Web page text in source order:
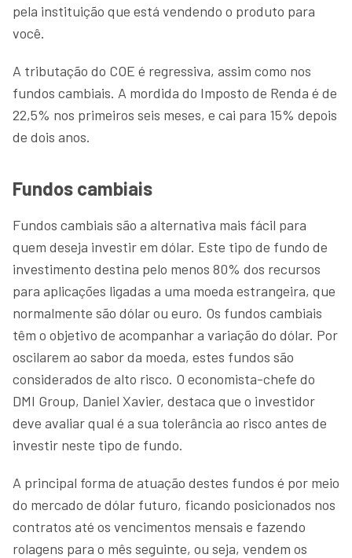
pela instituição que está vendendo o produto para
você.
A tributação do COE é regressiva, assim como nos
fundos cambiais. A mordida do Imposto de Renda é de
22,5% nos primeiros seis meses, e cai para 15% depois
de dois anos.
Fundos cambiais
Fundos cambiais são a alternativa mais fácil para
quem deseja investir em dólar. Este tipo de fundo de
investimento destina pelo menos 80% dos recursos
para aplicações ligadas a uma moeda estrangeira, que
normalmente são dólar ou euro. Os fundos cambiais
têm o objetivo de acompanhar a variação do dólar. Por
oscilarem ao sabor da moeda, estes fundos são
considerados de alto risco. O economista-chefe do
DMI Group, Daniel Xavier, destaca que o investidor
deve avaliar qual é a sua tolerância ao risco antes de
investir neste tipo de fundo.
A principal forma de atuação destes fundos é por meio
do mercado de dólar futuro, ficando posicionados nos
contratos até os vencimentos mensais e fazendo
rolagens para o mês seguinte, ou seja, vendem os